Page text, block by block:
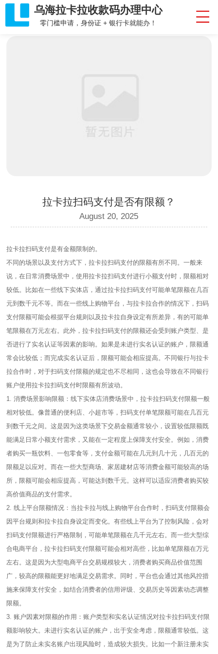
乌海拉卡拉收款码办理中心
零门槛申请，身份证 + 银行卡就能办！
拉卡拉扫码支付是否有限额？
August 20, 2025
拉卡拉扫码支付是有金额限制的。
不同的场景以及支付方式下，拉卡拉扫码支付的限额有所不同。一般来
说，在日常消费场景中，使用拉卡拉扫码支付进行小额支付时，限额相对
较低。比如在一些线下实体店，通过拉卡拉扫码支付可能单笔限额在几百
元到数千元不等。而在一些线上购物平台，与拉卡拉合作的情况下，扫码
支付限额可能会根据平台规则以及拉卡拉自身设定有所差异，有的可能单
笔限额在万元左右。此外，拉卡拉扫码支付的限额还会受到账户类型、是
否进行了实名认证等因素的影响。如果是未进行实名认证的账户，限额通
常会比较低；而完成实名认证后，限额可能会相应提高。不同银行与拉卡
拉合作时，对于扫码支付限额的规定也不尽相同，这也会导致在不同银行
账户使用拉卡拉扫码支付时限额有所波动。
1. 消费场景影响限额：线下实体店消费场景中，拉卡拉扫码支付限额一般
相对较低。像普通的便利店、小超市等，扫码支付单笔限额可能在几百元
到数千元之间。这是因为这类场景下交易金额通常较小，设置较低限额既
能满足日常小额支付需求，又能在一定程度上保障支付安全。例如，消费
者购买一瓶饮料、一包零食等，支付金额可能在几元到几十元，几百元的
限额足以应对。而在一些大型商场、家居建材店等消费金额可能较高的场
所，限额可能会相应提高，可能达到数千元。这样可以适应消费者购买较
高价值商品的支付需求。
2. 线上平台限额情况：当拉卡拉与线上购物平台合作时，扫码支付限额会
因平台规则和拉卡拉自身设定而变化。有些线上平台为了控制风险，会对
扫码支付限额进行严格限制，可能单笔限额在几千元左右。而一些大型综
合电商平台，拉卡拉扫码支付限额可能会相对高些，比如单笔限额在万元
左右。这是因为大型电商平台交易规模较大，消费者购买商品价值范围
广，较高的限额能更好地满足交易需求。同时，平台也会通过其他风控措
施来保障支付安全，如结合消费者的信用评级、交易历史等因素动态调整
限额。
3. 账户因素对限额的作用：账户类型和实名认证情况对拉卡拉扫码支付限
额影响较大。未进行实名认证的账户，出于安全考虑，限额通常较低。这
是为了防止未实名账户出现风险时，造成较大损失。比如一个新注册未实